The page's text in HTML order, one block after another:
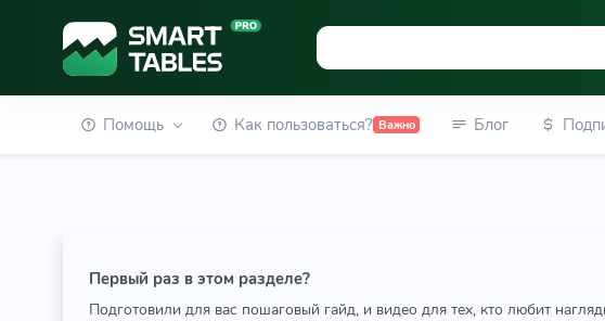
Помощь Как пользоваться? Важно Блог
Первый раз в этом разделе?
Подготовили для вас пошаговый гайд, и видео для тех, кто любит